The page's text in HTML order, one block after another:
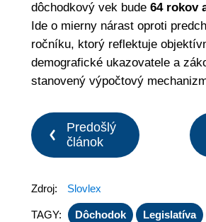
dôchodkový vek bude 64 rokov
Ide o mierny nárast oproti
ročníku, ktorý reflektuje
demografické ukazovatele a
stanovený výpočtový
Predošlý
článok
Zdroj: Slovlex
TAGY: Dôchodok Legislatíva